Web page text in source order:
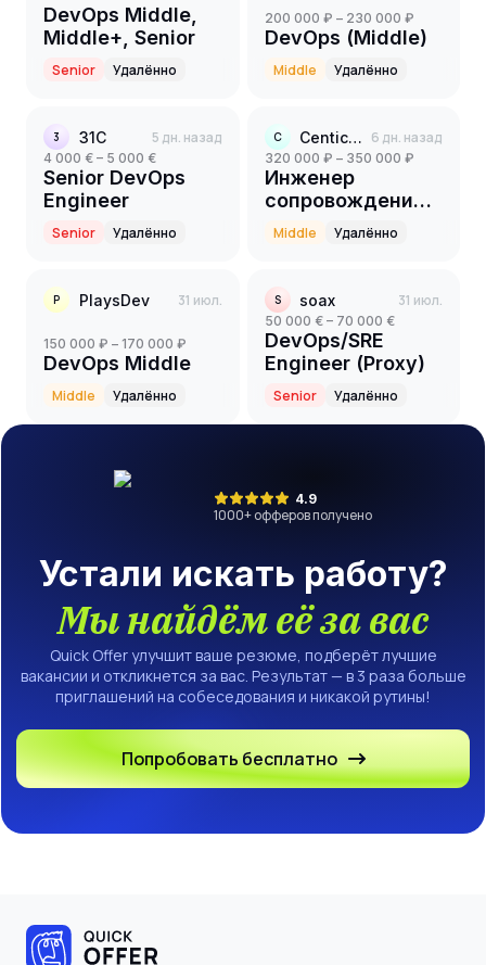
DevOps Middle,
Middle+, Senior
Senior Удалённо
200 000 ₽ – 230 000 ₽
DevOps (Middle)
Middle Удалённо
3 31С 5 дн. назад
4 000 € – 5 000 €
Senior DevOps
Engineer
Senior Удалённо
C Centicore 6 дн. назад
320 000 ₽ – 350 000 ₽
Инженер
сопровождения
Big Data Platform
(Middle+)
Middle Удалённо
P PlaysDev 31 июл.
150 000 ₽ – 170 000 ₽
DevOps Middle
Middle Удалённо
S soax 31 июл.
50 000 € – 70 000 €
DevOps/SRE
Engineer (Proxy)
Senior Удалённо
4.9
1000+ офферов получено
Устали искать работу?
Мы найдём её за вас
Quick Offer улучшит ваше резюме, подберёт лучшие
вакансии и откликнется за вас. Результат — в 3 раза больше
приглашений на собеседования и никакой рутины!
Попробовать бесплатно